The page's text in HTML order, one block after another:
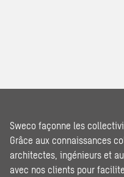
Sweco façonne les
Grâce aux connaissances
architectes, ingénieurs et
avec nos clients pour